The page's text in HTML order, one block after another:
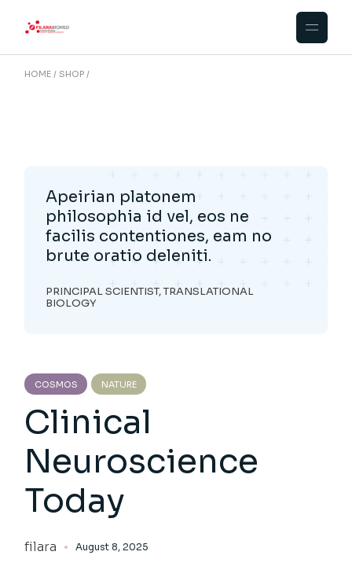
HOME SHOP
Apeirian platonem
philosophia id vel, eos ne
facilis contentiones, eam no
brute oratio deleniti.
PRINCIPAL SCIENTIST, TRANSLATIONAL
BIOLOGY
COSMOS NATURE
Clinical
Neuroscience
Today
filara August 8, 2025